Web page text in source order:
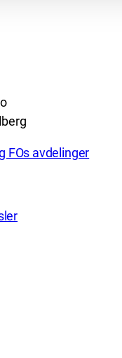
FOs avdelinger